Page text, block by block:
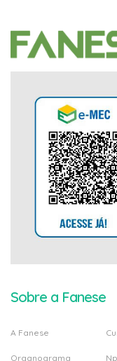
Sobre a Fanese
A Fanese
Organograma